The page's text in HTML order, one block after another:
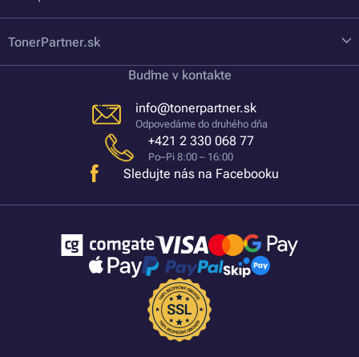
TonerPartner.sk
Buďme v kontakte
info@tonerpartner.sk
Odpovedáme do druhého dňa
+421 2 330 068 77
Po–Pi 8:00 – 16:00
Sledujte nás na Facebooku